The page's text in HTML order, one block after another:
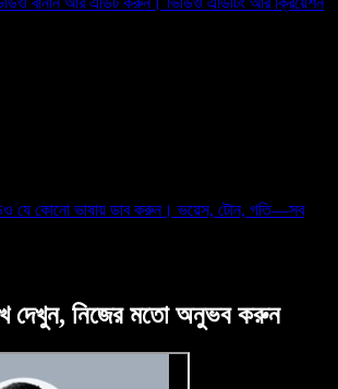
যে কোনো ভাষায় ডাব করুন। ভয়েস, টোন, গতি—সব
দেখুন, নিজের মতো অনুভব করুন